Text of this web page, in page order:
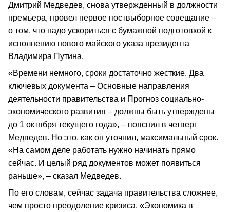
Дмитрий Медведев, снова утвержденный в должности
премьера, провел первое поствыборное совещание –
о том, что надо ускориться с бумажной подготовкой к
исполнению нового майского указа президента
Владимира Путина.
«Времени немного, сроки достаточно жесткие. Два
ключевых документа – Основные направления
деятельности правительства и Прогноз социально-
экономического развития – должны быть утверждены
до 1 октября текущего года», – пояснил в четверг
Медведев. Но это, как он уточнил, максимальный срок.
«На самом деле работать нужно начинать прямо
сейчас. И целый ряд документов может появиться
раньше», – сказал Медведев.
По его словам, сейчас задача правительства сложнее,
чем просто преодоление кризиса. «Экономика в